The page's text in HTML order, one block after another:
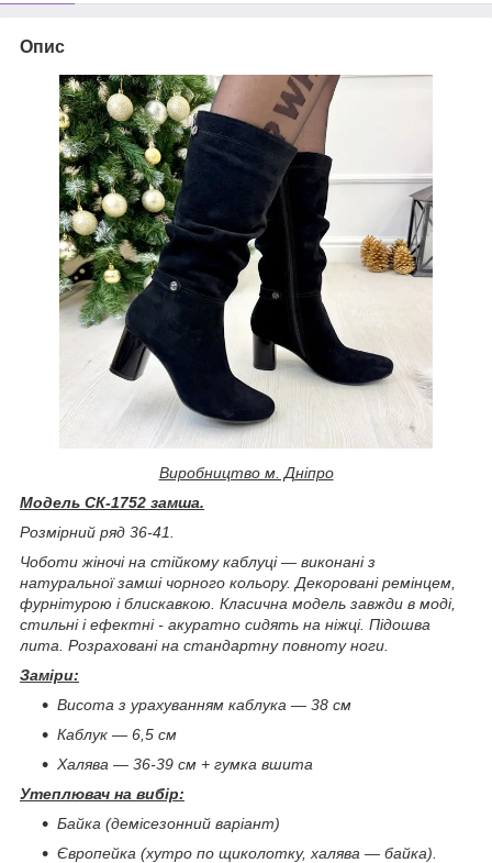
Опис
Виробництво м. Дніпро
Модель СК-1752 замша.
Розмірний ряд 36-41.
Чоботи жіночі на стійкому каблуці ― виконані з
натуральної замші чорного кольору. Декоровані ремінцем,
фурнітурою і блискавкою. Класична модель завжди в моді,
стильні і ефектні - акуратно сидять на ніжці. Підошва
лита. Розраховані на стандартну повноту ноги.
Заміри:
Висота з урахуванням каблука ― 38 см
Каблук ― 6,5 см
Халява ― 36-39 см + гумка вшита
Утеплювач на вибір:
Байка (демісезонний варіант)
Європейка (хутро по щиколотку, халява ― байка).